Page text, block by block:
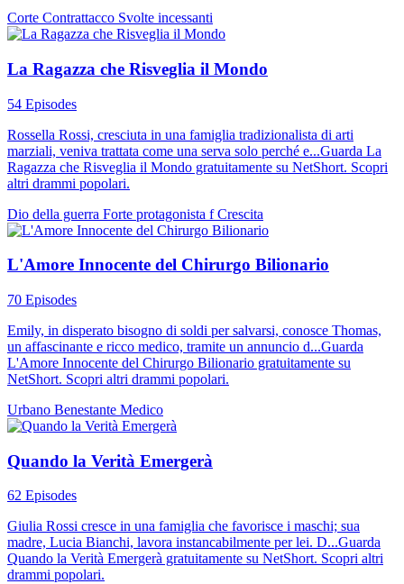
Corte Contrattacco Svolte incessanti
La Ragazza che Risveglia il Mondo
54 Episodes
Rossella Rossi, cresciuta in una famiglia tradizionalista di arti
marziali, veniva trattata come una serva solo perché e...Guarda La
Ragazza che Risveglia il Mondo gratuitamente su NetShort. Scopri
altri drammi popolari.
Dio della guerra Forte protagonista fCrescita
L'Amore Innocente del Chirurgo Bilionario
70 Episodes
Emily, in disperato bisogno di soldi per salvarsi, conosce Thomas,
un affascinante e ricco medico, tramite un annuncio d...Guarda
L'Amore Innocente del Chirurgo Bilionario gratuitamente su
NetShort. Scopri altri drammi popolari.
Urbano Benestante Medico
Quando la Verità Emergerà
62 Episodes
Giulia Rossi cresce in una famiglia che favorisce i maschi; sua
madre, Lucia Bianchi, lavora instancabilmente per lei. D...Guarda
Quando la Verità Emergerà gratuitamente su NetShort. Scopri altri
drammi popolari.